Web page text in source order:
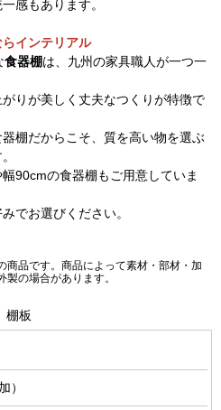
感もあります。
インテリアル
食器棚は、九州の家具職人が一つ一
りが美しく丈夫なつくりが特徴で
棚だからこそ、質を高い物を選ぶ
90cmの食器棚もご用意していま
でお選びください。
商品です。商品によって素材・部材・加
製の場合があります。
棚板
）